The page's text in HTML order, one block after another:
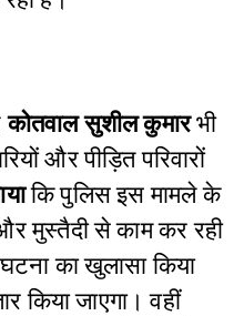
कोतवाल सुशील कुमारभी
और पीड़ित परिवारों
कि पुलिस इस मामले के
मुस्तैदी से काम कर रही
का खुलासा किया
किया जाएगा।वहीं